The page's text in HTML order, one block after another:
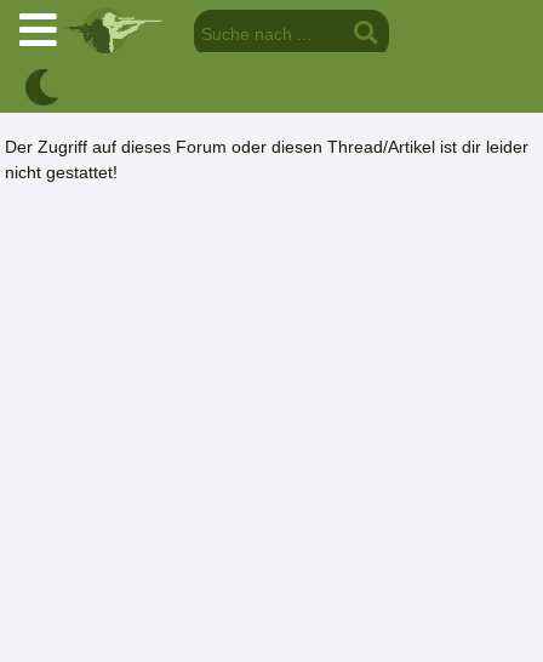
Der Zugriff auf dieses Forum oder diesen Thread/Artikel ist dir leider
nicht gestattet!